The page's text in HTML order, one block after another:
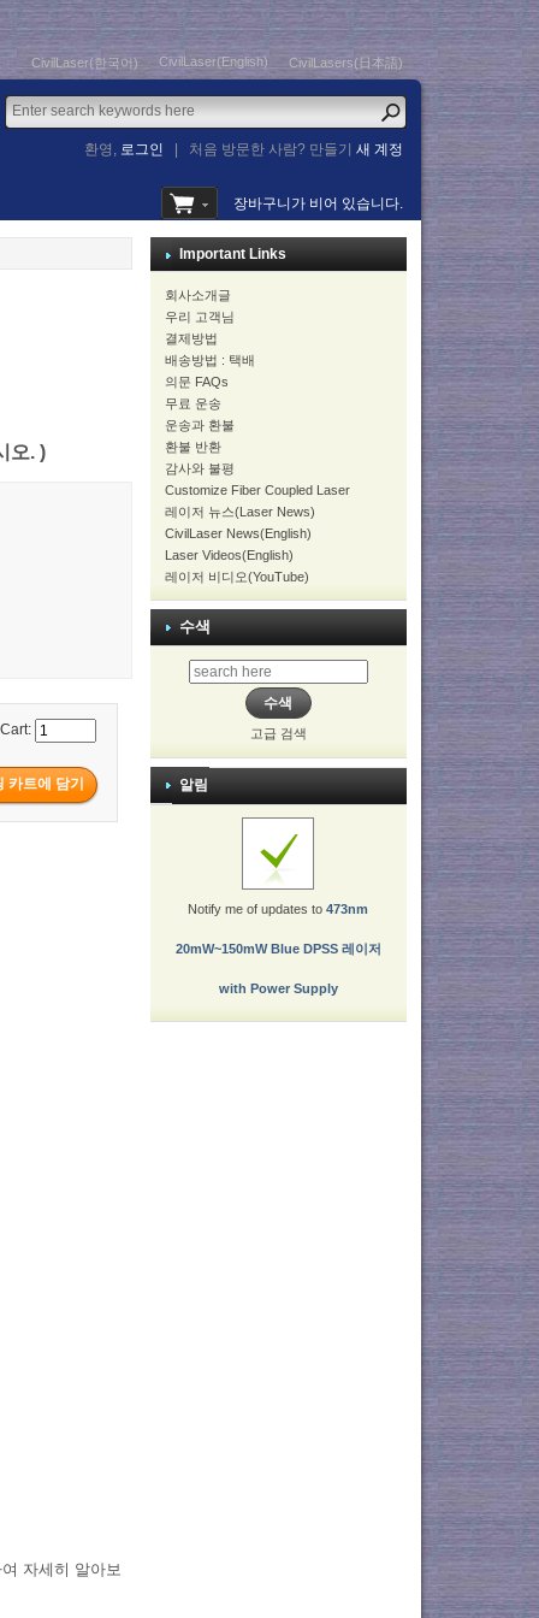
CivilLaser(한국어) CivilLaser(English) CivilLasers(日本語)
환영, 로그인 처음 방문한 사람? 만들기새 계정
장바구니가 비어 있습니다.
오. )
자세히 알아보
Important Links
회사소개글
우리 고객님
결제방법
배송방법 : 택배
의문 FAQs
무료 운송
운송과 환불
환불 반환
감사와 불평
Customize Fiber Coupled Laser
레이저 뉴스(Laser News)
CivilLaser News(English)
Laser Videos(English)
레이저 비디오(YouTube)
수색
고급 검색
알림
Notify me of updates to473nm
20mW~150mW Blue DPSS 레이저
with Power Supply